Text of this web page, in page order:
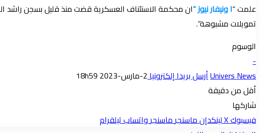
علمت “ا ونيفار نيوز “
تمويلات مشبوهة”.
الوسوم
-
Univers Newsأرسل بريدا إلكترونيا2-مارس-2023 18h59
أقل من دقيقة
شاركها
فيسبوك‫Xلينكدإنماسنجرماسنجرواتسابتيلقرام